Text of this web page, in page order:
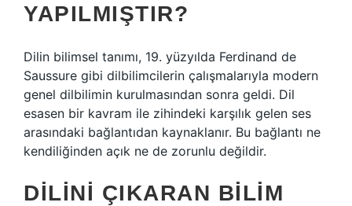
YAPILMIŞTIR?
Dilin bilimsel tanımı, 19. yüzyılda Ferdinand de
Saussure gibi dilbilimcilerin çalışmalarıyla modern
genel dilbilimin kurulmasından sonra geldi. Dil
esasen bir kavram ile zihindeki karşılık gelen ses
arasındaki bağlantıdan kaynaklanır. Bu bağlantı ne
kendiliğinden açık ne de zorunlu değildir.
DILINI ÇIKARAN BILIM